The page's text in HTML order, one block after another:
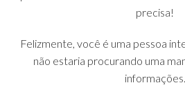
precisa!
Felizmente, você é uma pessoa
não estaria procurando uma
informações.